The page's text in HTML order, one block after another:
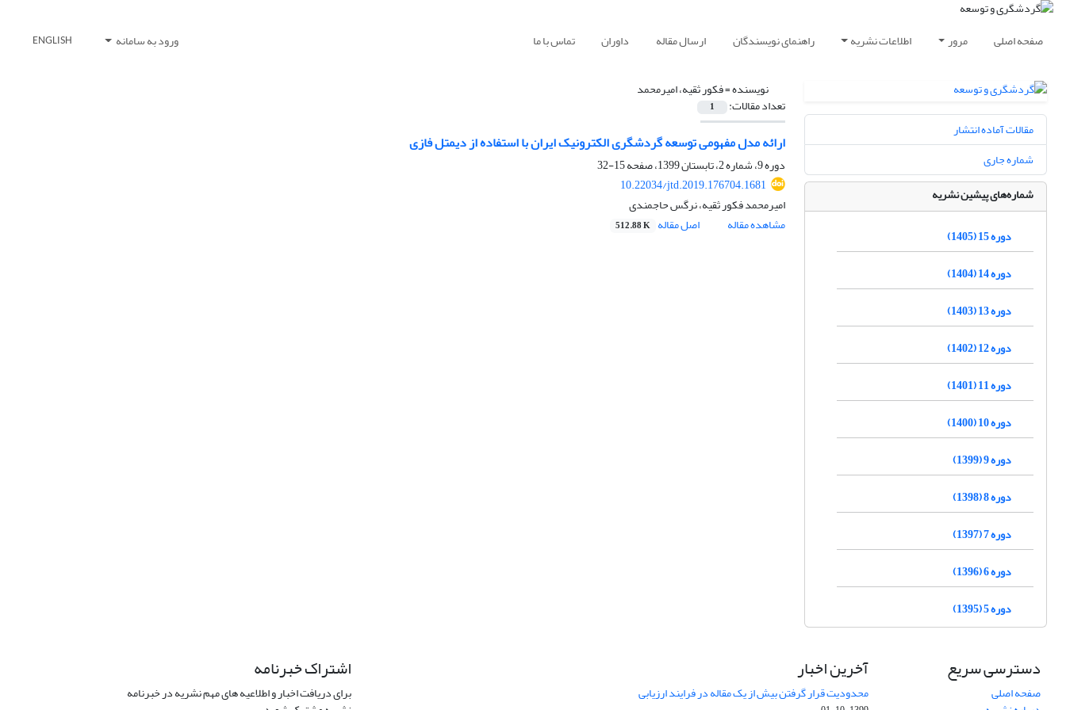
صفحه اصلی مرور اطلاعات نشریه راهنمای نویسندگان ارسال مقاله داوران تماس با ما ورود به سامانه ENGLISH
نویسنده =فکور ثقیه، امیرمحمد
تعداد مقالات: 1
ارائه مدل مفهومی توسعه گردشگری الکترونیک ایران با استفاده از دیمتل فازی
دوره 9، شماره 2، تابستان 1399، صفحه
15-32
10.22034/jtd.2019.176704.1681
امیرمحمد فکور ثقیه، نرگس حاجمندی
مشاهده مقاله
اصل مقاله 512.88 K
مقالات آماده انتشار
شماره جاری
شماره‌های پیشین نشریه
دوره 15 (1405)
دوره 14 (1404)
دوره 13 (1403)
دوره 12 (1402)
دوره 11 (1401)
دوره 10 (1400)
دوره 9 (1399)
دوره 8 (1398)
دوره 7 (1397)
دوره 6 (1396)
دوره 5 (1395)
دسترسی سریع
صفحه اصلی
آخرین اخبار
محدودیت قرار گرفتن بیش از یک مقاله در فرایند ارزیابی
اشتراک خبرنامه
برای دریافت اخبار و اطلاعیه های مهم نشریه در خبرنامه